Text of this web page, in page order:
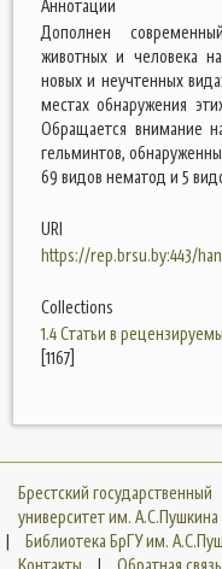
Аннотации
Дополнен
животных и человека
новых и неучтенных
местах обнаружения
Обращается внимание
гельминтов,
69 видов нематод и 5
URI
https://rep.brsu.by:443/
Collections
1.4 Статьи в
[1167]
Брестский государственный
университет им. А.С.Пушкина
|
Библиотека БрГУ им.